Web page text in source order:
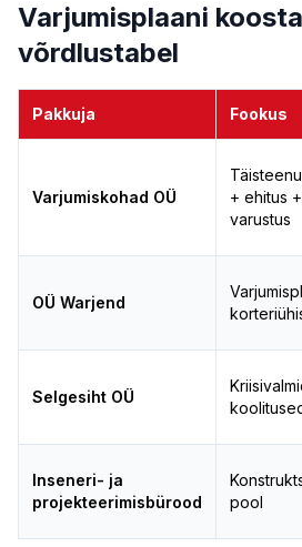
Varjumisplaani
võrdlustabel
Pakkuja Fookus
Varjumiskohad OÜ
+ ehitus +
varustus
OÜ Warjend
Selgesiht OÜ
Inseneri- ja
projekteerimisbürood
pool